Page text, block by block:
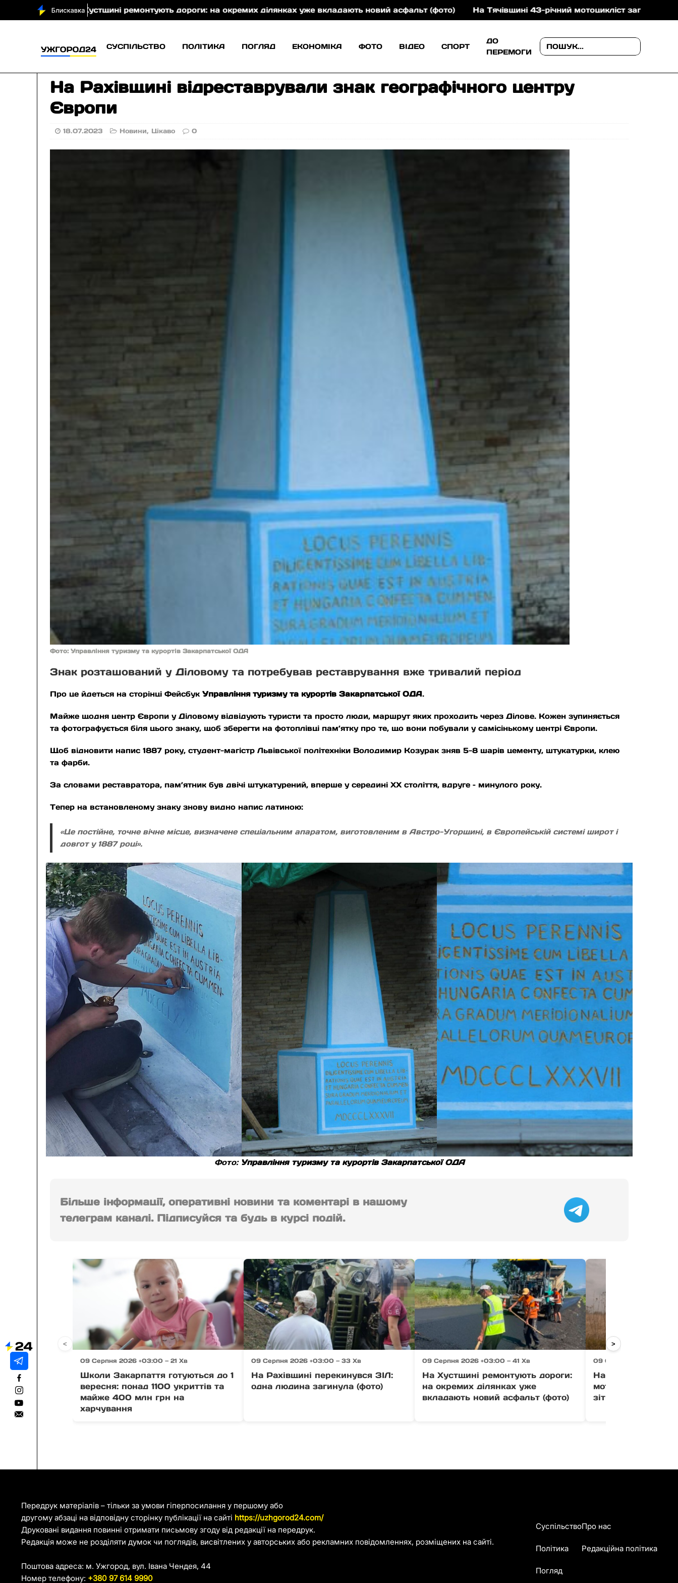
Хустщині ремонтують дороги: на окремих ділянках уже вкладають новий асфальт (фото) На Тячівщині 43-річний мотоцикліст загинув після зіткнення з
СУСПІЛЬСТВО ПОЛІТИКА ПОГЛЯД ЕКОНОМІКА ФОТО ВІДЕО СПОРТ
ДО
ПЕРЕМОГИ
На Рахівщині відреставрували знак географічного центру
Європи
18.07.2023 Новини, Цікаво 0
Фото: Управління туризму та курортів Закарпатської ОДА
Знак розташований у Діловому та потребував реставрування вже тривалий період
Про це йдеться на сторінці ФейсбукУправління туризму та курортів Закарпатської ОДА.
Майже щодня центр Європи у Діловому відвідують туристи та просто люди, маршрут яких проходить через Ділове. Кожен зупиняється
та фотографується біля цього знаку, щоб зберегти на фотоплівці пам’ятку про те, що вони побували у самісінькому центрі Європи.
Щоб відновити напис 1887 року, студент-магістр Львівської політехніки Володимир Козурак зняв 5-8 шарів цементу, штукатурки, клею
та фарби.
За словами реставратора, пам’ятник був двічі штукатурений, вперше у середині XX століття, вдруге – минулого року.
Тепер на встановленому знаку знову видно напис латиною:
«Це постійне, точне вічне місце, визначене спеціальним апаратом, виготовленим в Австро-Угорщині, в Європейській системі широт і
довгот у 1887 році».
Фото: Управління туризму та курортів Закарпатської ОДА
Більше інформації, оперативні новини та коментарі в нашому
телеграм каналі. Підписуйся та будь в курсі подій.
09 Серпня 2026 +03:00 — 21 Хв
Школи Закарпаття готуються до 1
вересня: понад 1100 укриттів та
майже 400 млн грн на
харчування
09 Серпня 2026 +03:00 — 33 Хв
На Рахівщині перекинувся ЗІЛ:
одна людина загинула (фото)
09 Серпня 2026 +03:00 — 41 Хв
На Хустщині ремонтують дороги:
на окремих ділянках уже
вкладають новий асфальт (фото)
09 Серпня 2026 +03:00
На Тячівщині 43-
мотоцикліст
зіткнення з
< >
Передрук матеріалів – тільки за умови гіперпосилання у першому або
другому абзаці на відповідну сторінку публікації на сайті https://uzhgorod24.com/
Друковані видання повинні отримати письмову згоду від редакції на передрук.
Редакція може не розділяти думок чи поглядів, висвітлених у авторських або рекламних повідомленнях, розміщених на сайті.
Поштова адреса: м. Ужгород, вул. Івана Чендея, 44
Номер телефону: +380 97 614 9990
Суспільство
Політика
Погляд
Про нас
Редакційна політика